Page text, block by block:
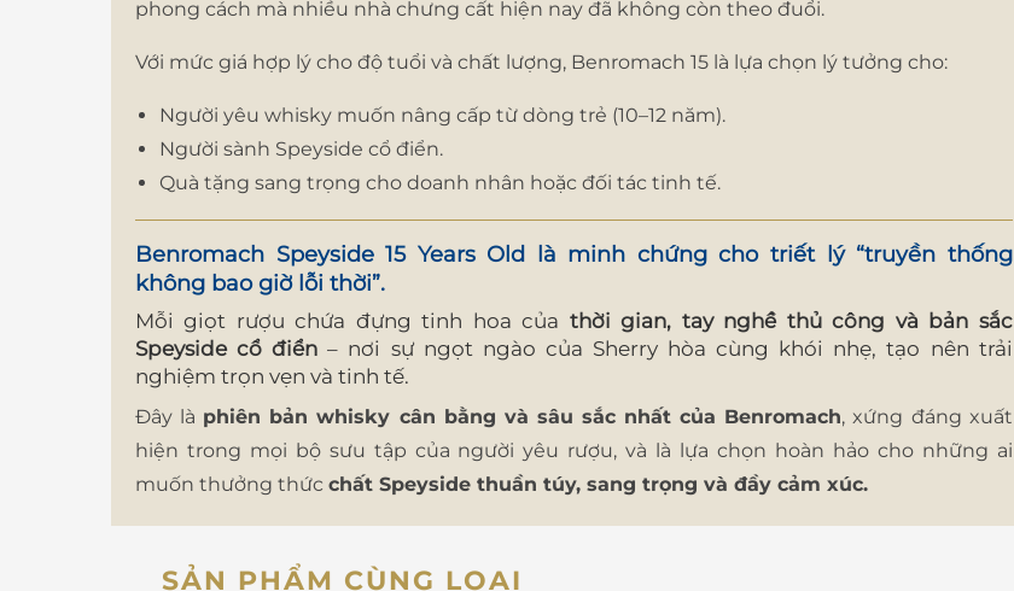
phong cách mà nhiều nhà chưng cất hiện nay đã không còn theo đuổi.
Với mức giá hợp lý cho độ tuổi và chất lượng, Benromach 15 là lựa chọn lý tưởng cho:
Người yêu whisky muốn nâng cấp từ dòng trẻ (10–12 năm).
Người sành Speyside cổ điển.
Quà tặng sang trọng cho doanh nhân hoặc đối tác tinh tế.
Benromach Speyside 15 Years Old
là minh chứng cho triết lý “truyền thống
không bao giờ lỗi thời”.
Mỗi giọt rượu chứa đựng tinh hoa của thời gian, tay nghề thủ công và bản sắc
Speyside cổ điển – nơi sự ngọt ngào của Sherry hòa cùng khói nhẹ, tạo nên trải
nghiệm trọn vẹn và tinh tế.
Đây là phiên bản whisky cân bằng và sâu sắc nhất của Benromach, xứng đáng xuất
hiện trong mọi bộ sưu tập của người yêu rượu, và là lựa chọn hoàn hảo cho những ai
muốn thưởng thức chất Speyside thuần túy, sang trọng và đầy cảm xúc.
SẢN PHẨM CÙNG LOẠI